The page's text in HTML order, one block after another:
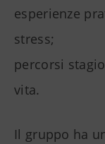
esperienze
stress;
percorsi
vita.
Il gruppo ha